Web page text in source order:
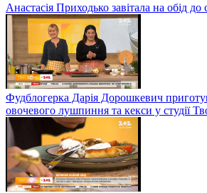
Анастасія Приходько завітала на обід до
Фудблогерка Дарія Дорошкевич
овочевого лушпиння та кекси у студії